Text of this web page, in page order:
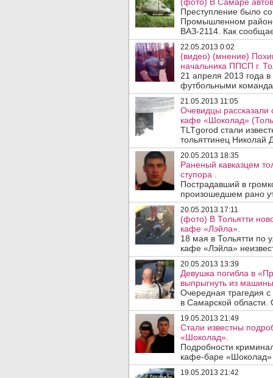
Преступление было
Промышленном
ВАЗ-2114. Как
22.05.2013 0:02
(видео) (мнение)
начальника ППСП г.
21 апреля 2013 года
футбольными
21.05.2013 11:05
Очевидцы рассказали
кафе «Шоколад»
TLTgorod стали
тольяттинец Николай
20.05.2013 18:35
Раненый кавказцем
ступора .
Пострадавший в
произошедшем рано
20.05.2013 17:11
(фото) В Тольятти
кафе «Лэйла».
18 мая в Тольятти по
кафе «Лэйла»
20.05.2013 13:39
Девушка погибла в
выпрыгнуть из
Очередная трагедия
в Самарской области.
19.05.2013 21:49
Стали известны
«Шоколад».
Подробности
кафе-баре «Шоколад»
19.05.2013 21:42